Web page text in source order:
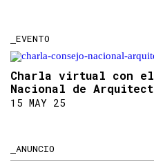
EVENTO
Charla virtual con el
Nacional de
15 MAY 25
ANUNCIO